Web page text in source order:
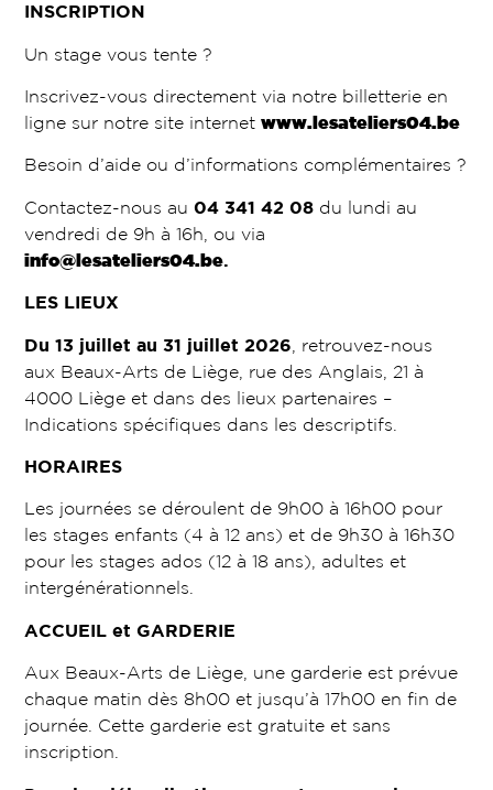
INSCRIPTION
Un stage vous tente ?
Inscrivez-vous directement via notre billetterie en
ligne sur notre site internetwww.lesateliers04.be
Besoin d’aide ou d’informations complémentaires ?
Contactez-nous au04 341 42 08 du lundi au
vendredi de 9h à 16h, ou via
info@lesateliers04.be.
LES LIEUX
Du 13 juillet au 31 juillet 2026 , retrouvez-nous
aux Beaux-Arts de Liège, rue des Anglais, 21 à
4000 Liège et dans des lieux partenaires –
Indications spécifiques dans les descriptifs.
HORAIRES
Les journées se déroulent de 9h00 à 16h00 pour
les stages enfants (4 à 12 ans) et de 9h30 à 16h30
pour les stages ados (12 à 18 ans), adultes et
intergénérationnels.
ACCUEIL et GARDERIE
Aux Beaux-Arts de Liège, une garderie est prévue
chaque matin dès 8h00 et jusqu’à 17h00 en fin de
journée. Cette garderie est gratuite et sans
inscription.